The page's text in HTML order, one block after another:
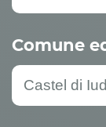
Comune